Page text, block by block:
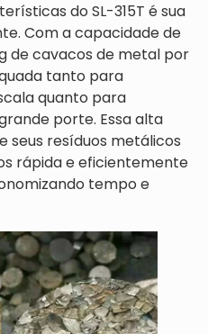
do SL-315T é sua
Com a capacidade de
de cavacos de metal por
tanto para
quanto para
porte. Essa alta
seus resíduos metálicos
rápida e eficientemente
tempo e